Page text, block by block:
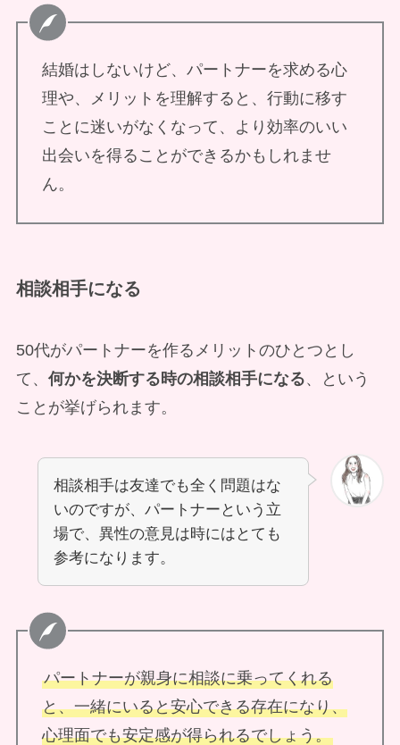
結婚はしないけど、パートナーを求める心
理や、メリットを理解すると、行動に移す
ことに迷いがなくなって、より効率のいい
出会いを得ることができるかもしれませ
ん。
相談相手になる
50代がパートナーを作るメリットのひとつとし
て、 何かを決断する時の相談相手になる、という
ことが挙げられます。
相談相手は友達でも全く問題はな
いのですが、パートナーという立
場で、異性の意見は時にはとても
参考になります。
パートナーが親身に相談に乗ってくれる
と、一緒にいると安心できる存在になり、
心理面でも安定感が得られるでしょう。